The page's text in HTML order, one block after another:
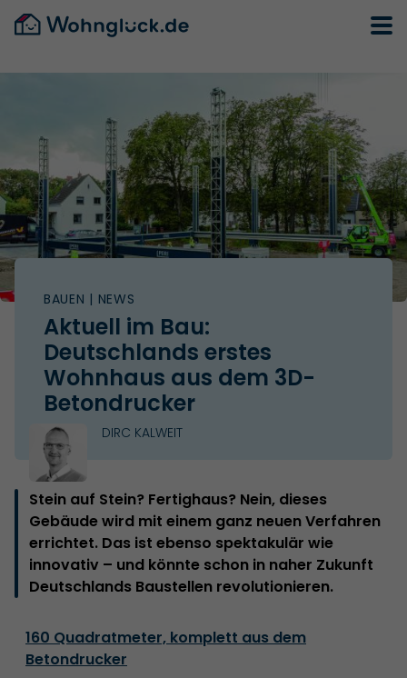
BAUEN | NEWS
Aktuell im Bau:
Deutschlands erstes
Wohnhaus aus dem 3D-
Betondrucker
DIRC KALWEIT
Stein auf Stein? Fertighaus? Nein, dieses
Gebäude wird mit einem ganz neuen Verfahren
errichtet. Das ist ebenso spektakulär wie
innovativ – und könnte schon in naher Zukunft
Deutschlands Baustellen revolutionieren.
160 Quadratmeter, komplett aus dem
Betondrucker